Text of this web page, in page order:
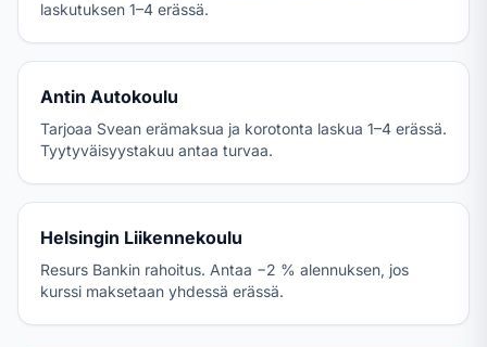
laskutuksen 1–4 erässä.
Antin Autokoulu
Tarjoaa Svean erämaksua ja korotonta laskua 1–4 erässä.
Tyytyväisyystakuu antaa turvaa.
Helsingin Liikennekoulu
Resurs Bankin rahoitus. Antaa −2 % alennuksen, jos
kurssi maksetaan yhdessä erässä.